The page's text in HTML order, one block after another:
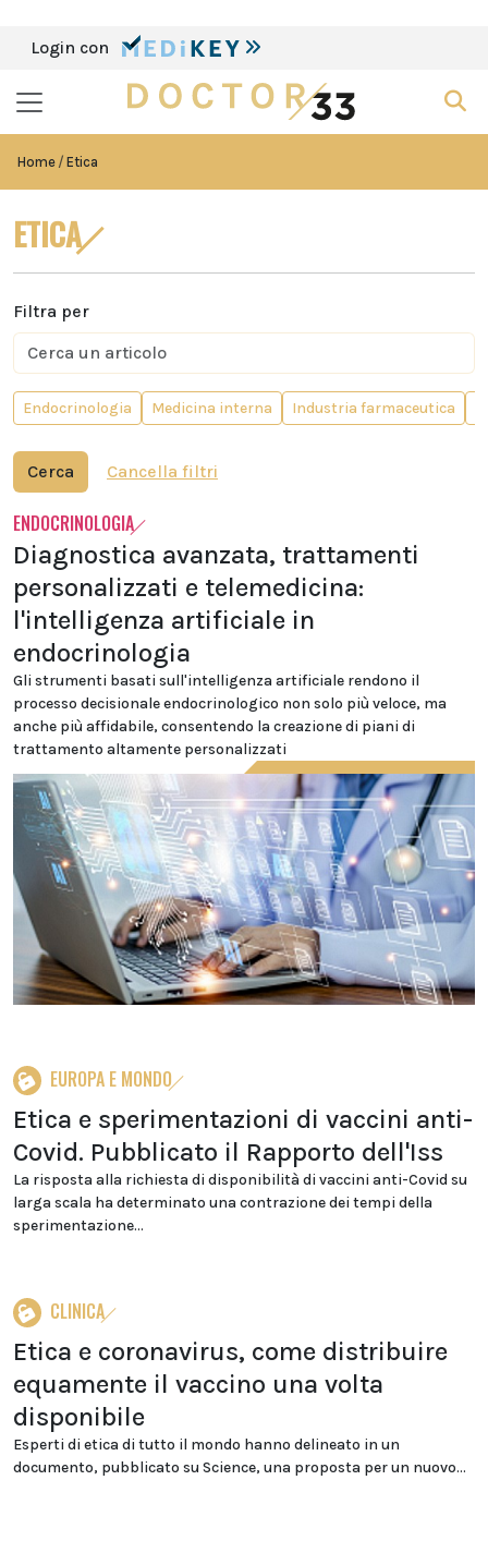
Login con
Home Etica
ETICA
Filtra per
Endocrinologia Medicina interna Industria farmaceutica
Cerca Cancella filtri
ENDOCRINOLOGIA
Diagnostica avanzata, trattamenti
personalizzati e telemedicina:
l'intelligenza artificiale in
endocrinologia
Gli strumenti basati sull'intelligenza artificiale rendono il
processo decisionale endocrinologico non solo più veloce, ma
anche più affidabile, consentendo la creazione di piani di
trattamento altamente personalizzati
EUROPA E MONDO
Etica e sperimentazioni di vaccini anti-
Covid. Pubblicato il Rapporto dell'Iss
La risposta alla richiesta di disponibilità di vaccini anti-Covid su
larga scala ha determinato una contrazione dei tempi della
sperimentazione...
CLINICA
Etica e coronavirus, come distribuire
equamente il vaccino una volta
disponibile
Esperti di etica di tutto il mondo hanno delineato in un
documento, pubblicato su Science, una proposta per un nuovo...